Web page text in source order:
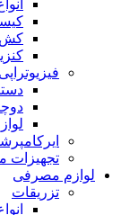
کش
فیزیوتراپی
تجهیزات
لوازم مصرفی
تزریقات